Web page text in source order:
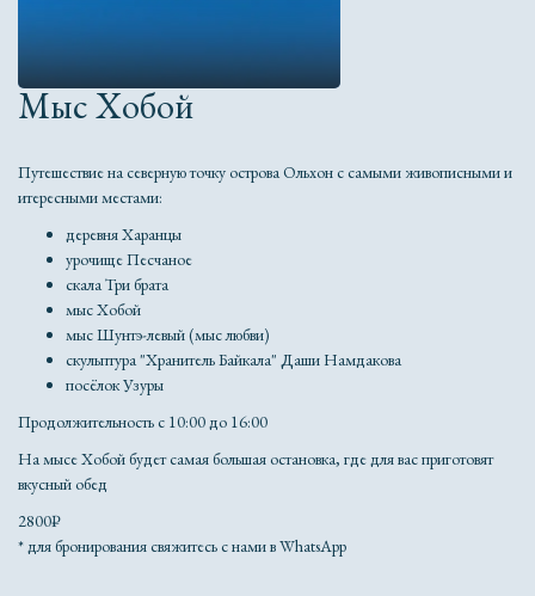
Мыс Хобой
Путешествие на северную точку острова Ольхон с самыми живописными и
итересными местами:
деревня Харанцы
урочище Песчаное
скала Три брата
мыс Хобой
мыс Шунтэ-левый (мыс любви)
скульптура "Хранитель Байкала" Даши Намдакова
посёлок Узуры
Продолжительность с 10:00 до 16:00
На мысе Хобой будет самая большая остановка, где для вас приготовят
вкусный обед
2800₽
* для бронирования свяжитесь с нами в WhatsApp